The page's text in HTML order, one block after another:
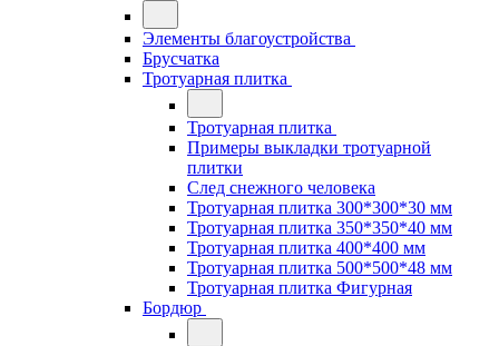
Элементы благоустройства
Брусчатка
Тротуарная плитка
Тротуарная плитка
Примеры выкладки тротуарной
плитки
След снежного человека
Тротуарная плитка 300*300*30 мм
Тротуарная плитка 350*350*40 мм
Тротуарная плитка 400*400 мм
Тротуарная плитка 500*500*48 мм
Тротуарная плитка Фигурная
Бордюр